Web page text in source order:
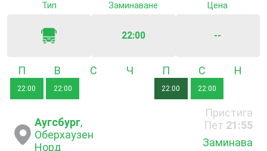
Тип Заминаване
22:00
Цена
--
Понеделник
22:00
Вторник
22:00
Четвъртък
22:00
Събота
22:00
Аугсбург,
Оберхаузен
Норд
Пристига
Пет 21:55
Заминава